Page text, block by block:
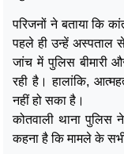
परिजनों ने बताया कि
पहले ही उन्हें अस्पताल
जांच में पुलिस बीमारी
रही है। हालांकि,
नहीं हो सका है।
कोतवाली थाना
कहना है कि मामले के